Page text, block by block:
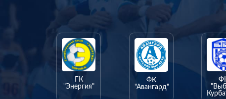
ГК
"Энергия"
ФК
"Авангард"